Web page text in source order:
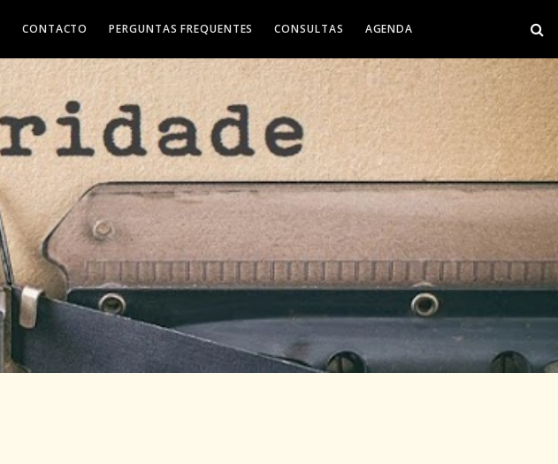
CONTACTO PERGUNTAS FREQUENTES CONSULTAS AGENDA